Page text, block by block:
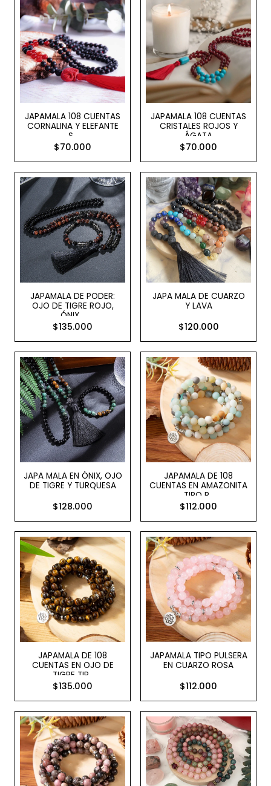
JAPAMALA 108 CUENTAS
CORNALINA Y ELEFANTE
S..
$70.000
JAPAMALA 108 CUENTAS
CRISTALES ROJOS Y
ÁGATA
$70.000
JAPAMALA DE PODER:
OJO DE TIGRE ROJO,
ÓNIX ..
$135.000
JAPA MALA DE CUARZO
Y LAVA
$120.000
JAPA MALA EN ÓNIX, OJO
DE TIGRE Y TURQUESA
$128.000
JAPAMALA DE 108
CUENTAS EN AMAZONITA
TIPO P..
$112.000
JAPAMALA DE 108
CUENTAS EN OJO DE
TIGRE TIP..
$135.000
JAPAMALA TIPO PULSERA
EN CUARZO ROSA
$112.000